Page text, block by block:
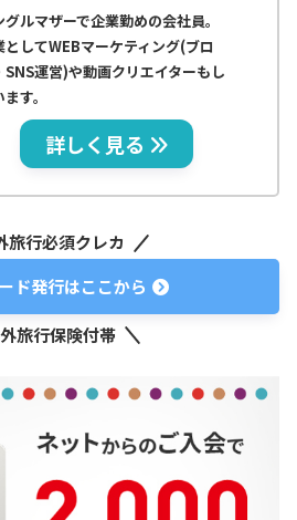
グルマザーで企業勤めの会社員。
としてWEBマーケティング(ブロ
SNS運営)や動画クリエイターもし
す。
詳しく見る
旅行必須クレカ
ド発行はここから
旅行保険付帯